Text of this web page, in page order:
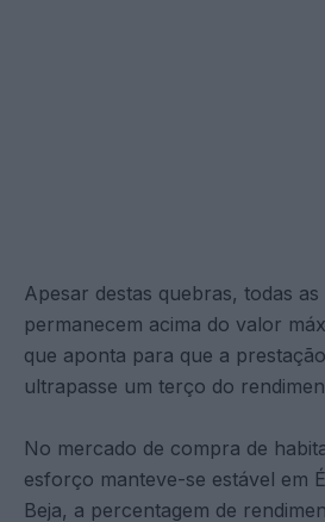
Apesar destas quebras, todas as
permanecem acima do valor
que aponta para que a
ultrapasse um terço do
No mercado de compra de
esforço manteve-se estável em
Beja, a percentagem de